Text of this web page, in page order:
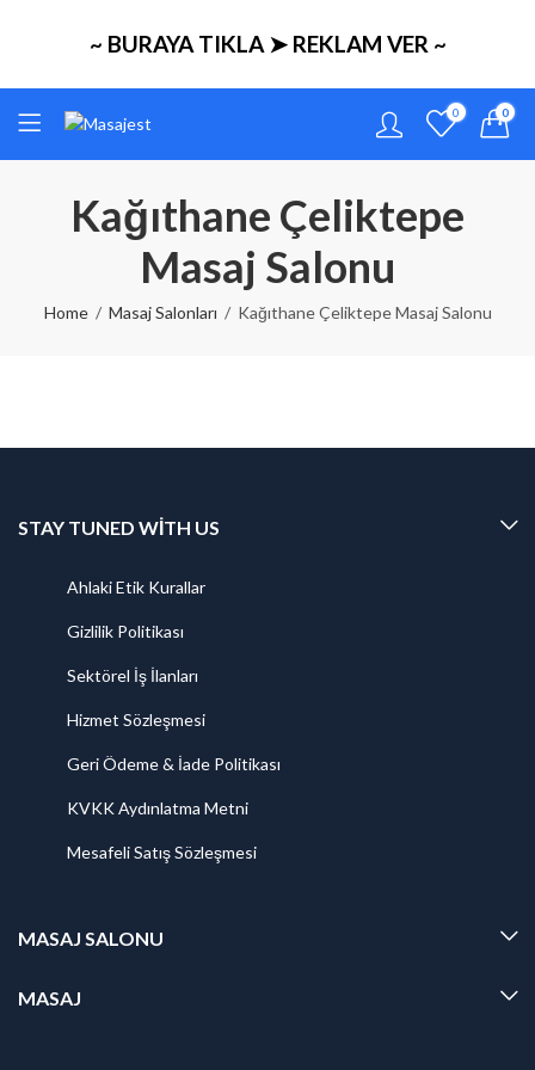
~ BURAYA TIKLA ➤ REKLAM VER ~
0 0
Kağıthane Çeliktepe
Masaj Salonu
Home Masaj Salonları Kağıthane Çeliktepe Masaj Salonu
STAY TUNED WITH US
Ahlaki Etik Kurallar
Gizlilik Politikası
Sektörel İş İlanları
Hizmet Sözleşmesi
Geri Ödeme & İade Politikası
KVKK Aydınlatma Metni
Mesafeli Satış Sözleşmesi
MASAJ SALONU
MASAJ